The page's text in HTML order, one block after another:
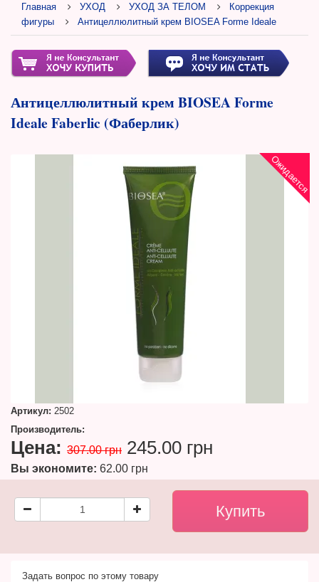
Главная УХОД УХОД ЗА ТЕЛОМ
Коррекция
фигуры
Антицеллюлитный крем BIOSEA Forme Ideale
Антицеллюлитный крем BIOSEA Forme
Ideale Faberlic (Фаберлик)
Ожидается
Артикул: 2502
Производитель:
Цена: 307.00 грн 245.00 грн
Вы экономите: 62.00 грн
Задать вопрос по этому товару